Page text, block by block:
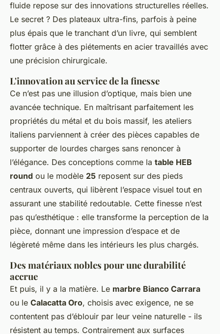
fluide repose sur des innovations structurelles réelles.
Le secret ? Des plateaux ultra-fins, parfois à peine
plus épais que le tranchant d’un livre, qui semblent
flotter grâce à des piétements en acier travaillés avec
une précision chirurgicale.
L'innovation au service de la finesse
Ce n’est pas une illusion d’optique, mais bien une
avancée technique. En maîtrisant parfaitement les
propriétés du métal et du bois massif, les ateliers
italiens parviennent à créer des pièces capables de
supporter de lourdes charges sans renoncer à
l’élégance. Des conceptions comme la table HEB
round ou le modèle 25 reposent sur des pieds
centraux ouverts, qui libèrent l’espace visuel tout en
assurant une stabilité redoutable. Cette finesse n’est
pas qu’esthétique : elle transforme la perception de la
pièce, donnant une impression d’espace et de
légèreté même dans les intérieurs les plus chargés.
Des matériaux nobles pour une durabilité
accrue
Et puis, il y a la matière. Le marbre Bianco Carrara
ou le Calacatta Oro, choisis avec exigence, ne se
contentent pas d’éblouir par leur veine naturelle - ils
résistent au temps. Contrairement aux surfaces